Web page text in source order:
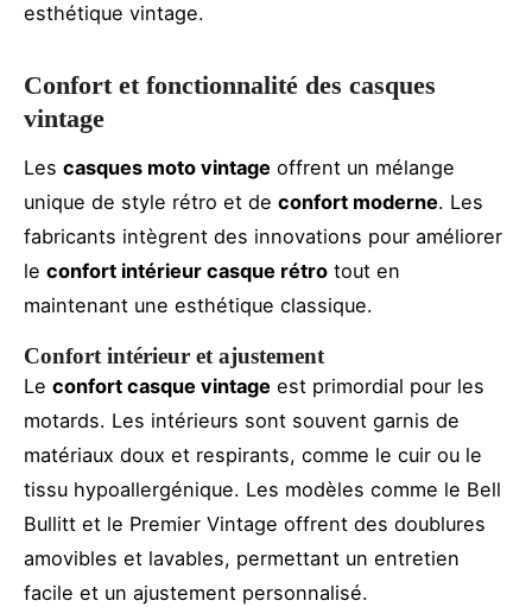
esthétique vintage.
Confort et fonctionnalité des casques
vintage
Les casques moto vintage offrent un mélange
unique de style rétro et de confort moderne. Les
fabricants intègrent des innovations pour améliorer
le confort intérieur casque rétro tout en
maintenant une esthétique classique.
Confort intérieur et ajustement
Le confort casque vintage est primordial pour les
motards. Les intérieurs sont souvent garnis de
matériaux doux et respirants, comme le cuir ou le
tissu hypoallergénique. Les modèles comme le Bell
Bullitt et le Premier Vintage offrent des doublures
amovibles et lavables, permettant un entretien
facile et un ajustement personnalisé.